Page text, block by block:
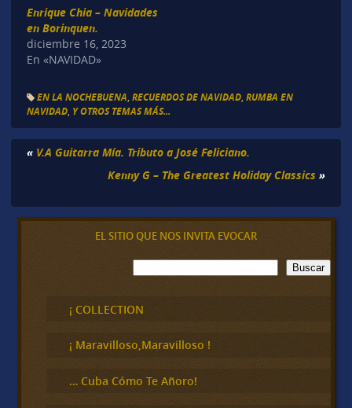
Enrique Chia – Navidades
en Borinquen.
diciembre 16, 2023
En «NAVIDAD»
EN LA NOCHEBUENA RECUERDOS DE NAVIDAD, RUMBA EN
NAVIDAD, Y OTROS TEMAS MÁS...
« V.A Guitarra Mía. Tributo a José Feliciano.
Kenny G – The Greatest Holiday Classics »
EL SITIO QUE NOS INVITA EVOCAR
B
u
c
a
Buscar
¡ COLLECTION
¡ Maravilloso,Maravilloso !
… Cuba Cómo Te Añoro!